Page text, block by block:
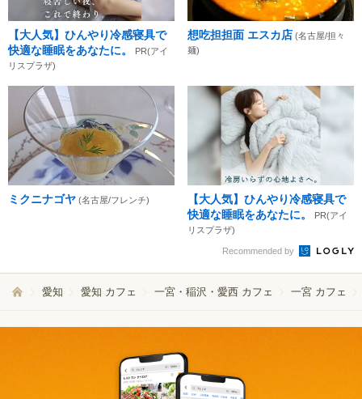
【大人気】ひんやり冷感寝具で
快適な睡眠をあなたに。
PR(アイ
リスプラザ)
想吃担担面 エスカ店 (名古屋/担々
麺)
ミクニナゴヤ (名古屋/フレンチ)
【大人気】ひんやり冷感寝具で
快適な睡眠をあなたに。
PR(アイ
リスプラザ)
Recommended by
愛知 愛知 カフェ 一宮・稲沢・愛西 カフェ 一宮 カフェ